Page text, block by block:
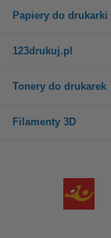
Papiery do drukarki
123drukuj.pl
Tonery do drukarek
Filamenty 3D